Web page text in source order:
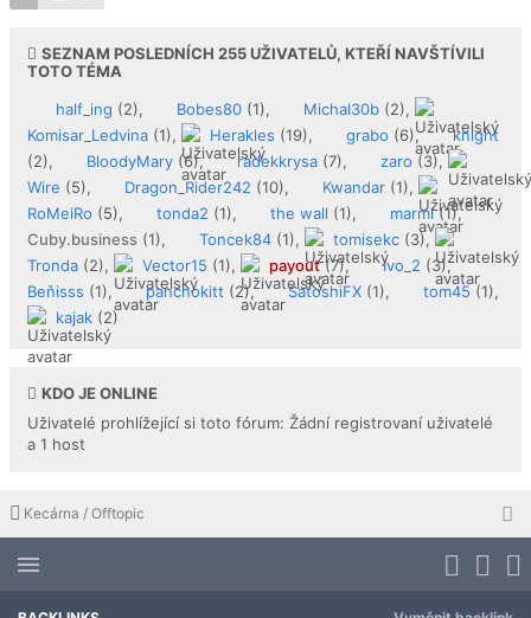
SEZNAM POSLEDNÍCH 255UŽIVATELŮ, KTEŘÍ NAVŠTÍVILI
TOTO TÉMA
half_ing (2), Bobes80 (1), Michal30b (2),
Komisar_Ledvina (1), Herakles (19), grabo (6),
knight
(2),
BloodyMary (6), radekkrysa (7), zaro (3),
Wire (5), Dragon_Rider242 (10), Kwandar (1),
RoMeiRo (5), tonda2 (1), the wall (1), marmi(1),
Cuby.business (1), Toncek84 (1), tomisekc (3),
Tronda (2), Vector15 (1), payout(7), Ivo_2 (3),
Beňisss (1), panchokitt (2), SatoshiFX (1), tom45 (1),
kajak (2)
KDO JE ONLINE
Uživatelé prohlížející si toto fórum: Žádní registrovaní uživatelé
a 1 host
Kecárna / Offtopic